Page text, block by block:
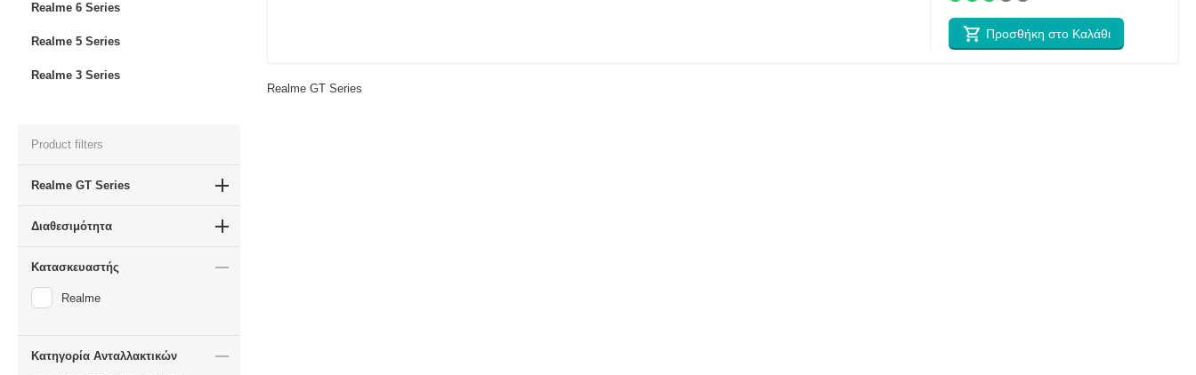
Realme GT Series
Προσθήκη στο Καλάθι
Realme 6 Series
Realme 5 Series
Realme 3 Series
Product filters
Realme GT Series
Διαθεσιμότητα
Κατασκευαστής
Realme
Κατηγορία Ανταλλακτικών